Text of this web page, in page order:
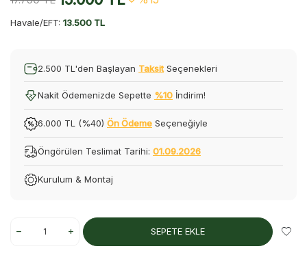
Havale/EFT: 13.500 TL
2.500 TL'den Başlayan Taksit Seçenekleri
Nakit Ödemenizde Sepette %10 İndirim!
6.000 TL (%40) Ön Ödeme Seçeneğiyle
Öngörülen Teslimat Tarihi: 01.09.2026
Kurulum & Montaj
SEPETE EKLE